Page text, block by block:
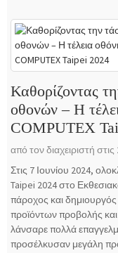
Καθορίζοντας
οθονών – Η
COMPUTEX
από τον διαχειριστή
Στις 7 Ιουνίου 2024,
Taipei 2024 στο
πάροχος και δημιουργός
προϊόντων προβολής
λάνσαρε πολλά
προσέλκυσαν μεγάλη